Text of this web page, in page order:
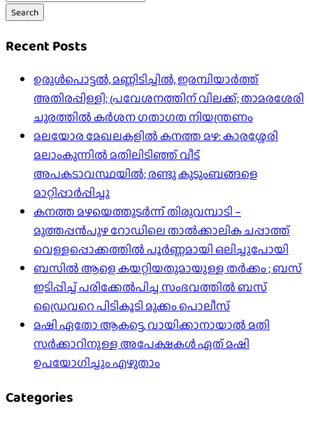
Search
Recent Posts
ഉരുൾപൊട്ടൽ, മണ്ണിടിച്ചിൽ, ഇരമ്പിയാര്‍ത്ത്
അതിരപ്പിള്ളി; പ്രവേശനത്തിന് വിലക്ക്; താമരശേരി
ചുരത്തില്‍ കര്‍ശന ഗതാഗത നിയന്ത്രണം
മലയോര മേഖലകളിൽ കനത്ത മഴ: കാരശ്ശേരി
മലാംകുന്നിൽ മതിലിടിഞ്ഞ് വീട്
അപകടാവസ്ഥയിൽ; രണ്ടു കുടുംബങ്ങളെ
മാറ്റിപ്പാർപ്പിച്ചു
കനത്ത മഴയെത്തുടർന്ന് തിരുവമ്പാടി –
മുത്തപ്പൻപുഴ റോഡിലെ താൽക്കാലിക ചപ്പാത്ത്
വെള്ളപ്പൊക്കത്തിൽ പൂർണ്ണമായി ഒലിച്ചുപോയി
ബസിൽ ആളെ കയറ്റിയതുമായുള്ള തർക്കം ; ബസ്
ഇടിപ്പിച്ച് പരിക്കേൽപിച്ച സംഭവത്തിൽ ബസ്
ഡ്രൈവറെ പിടികൂടി മുക്കം പൊലീസ്
മഷി ഏതോ ആകട്ടെ, വായിക്കാനായാൽ മതി​
സർക്കാറിനുള്ള അപേക്ഷകൾ ഏത് മഷി
ഉപയോഗിച്ചും എഴുതാം
Categories